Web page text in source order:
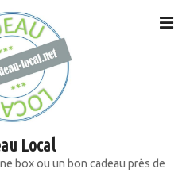
Local
box ou un bon cadeau près de